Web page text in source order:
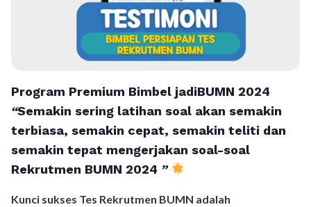
Program Premium Bimbel jadiBUMN 2024
“Semakin sering latihan soal akan semakin
terbiasa, semakin cepat, semakin teliti dan
semakin tepat mengerjakan soal-soal
Rekrutmen BUMN 2024 ”
Kunci sukses Tes Rekrutmen BUMN adalah